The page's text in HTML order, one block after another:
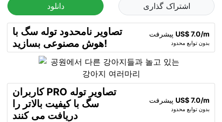
دانلود اشتراک گذاری
تصاویر نامحدود توله سگ با
هوش مصنوعی بسازید!
US$ 7.0/m
بدون توابع محدود
کاربران PRO تصاویر توله
سگ با کیفیت بالاتر را
دریافت می کنند
US$ 7.0/m
بدون توابع محدود